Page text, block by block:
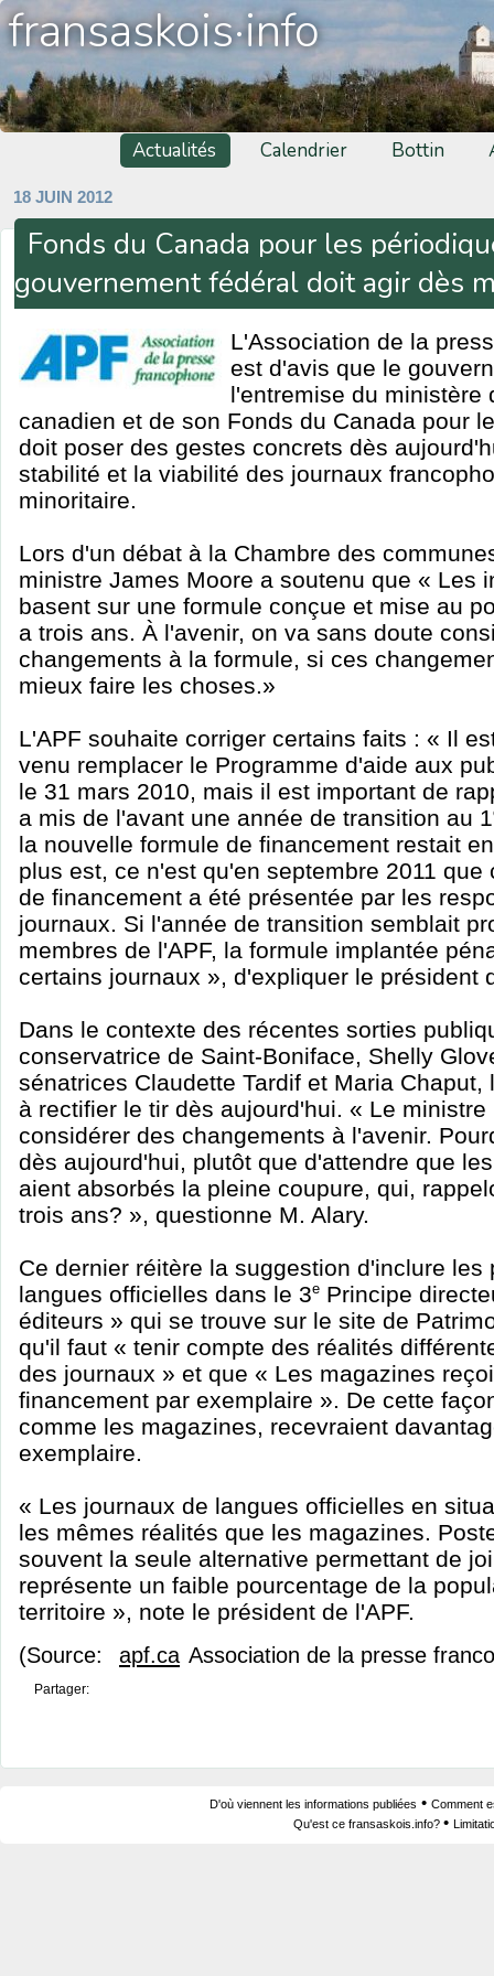
fransaskois·info
Actualités Calendrier Bottin
18 JUIN 2012
Fonds du Canada pour les
gouvernement fédéral doit agir dès
L'Association de la
est d'avis que le
l'entremise du ministère
canadien et de son Fonds du Canada pour
doit poser des gestes concrets dès
stabilité et la viabilité des journaux
minoritaire.
Lors d'un débat à la Chambre des
ministre James Moore a soutenu que « Les
basent sur une formule conçue et mise au
a trois ans. À l'avenir, on va sans doute
changements à la formule, si ces
mieux faire les choses.»
L'APF souhaite corriger certains faits : « Il
venu remplacer le Programme d'aide aux
le 31 mars 2010, mais il est important de
a mis de l'avant une année de transition au 1
la nouvelle formule de financement restait
plus est, ce n'est qu'en septembre 2011
de financement a été présentée par les
journaux. Si l'année de transition semblait
membres de l'APF, la formule implantée
certains journaux », d'expliquer le président
Dans le contexte des récentes sorties
conservatrice de Saint-Boniface, Shelly
sénatrices Claudette Tardif et Maria
à rectifier le tir dès aujourd'hui. « Le
considérer des changements à l'avenir.
dès aujourd'hui, plutôt que d'attendre que
aient absorbés la pleine coupure, qui,
trois ans? », questionne M. Alary.
Ce dernier réitère la suggestion d'inclure les
langues officielles dans le 3e Principe
éditeurs » qui se trouve sur le site de
qu'il faut « tenir compte des réalités
des journaux » et que « Les magazines
financement par exemplaire ». De cette
comme les magazines, recevraient
exemplaire.
« Les journaux de langues officielles en
les mêmes réalités que les magazines.
souvent la seule alternative permettant de
représente un faible pourcentage de la
territoire », note le président de l'APF.
(Source: apf.ca Association de la presse
Partager:
D'où viennent les informations publiées • Comment
Qu'est ce fransaskois.info? •